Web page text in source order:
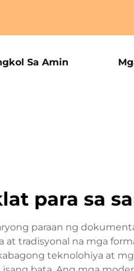
Sa Amin
para sa
paraan ng
tradisyonal na mga
teknolohiya at